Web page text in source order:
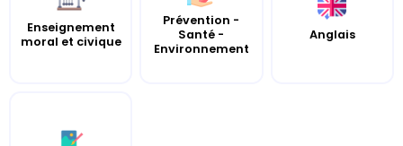
Enseignement
moral et civique
Prévention -
Santé -
Environnement
Anglais